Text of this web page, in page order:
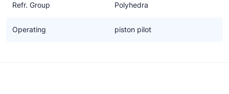
Refr. Group Polyhedra
Operating piston pilot